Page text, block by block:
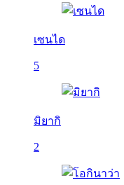
เซนได
5
มิยากิ
2